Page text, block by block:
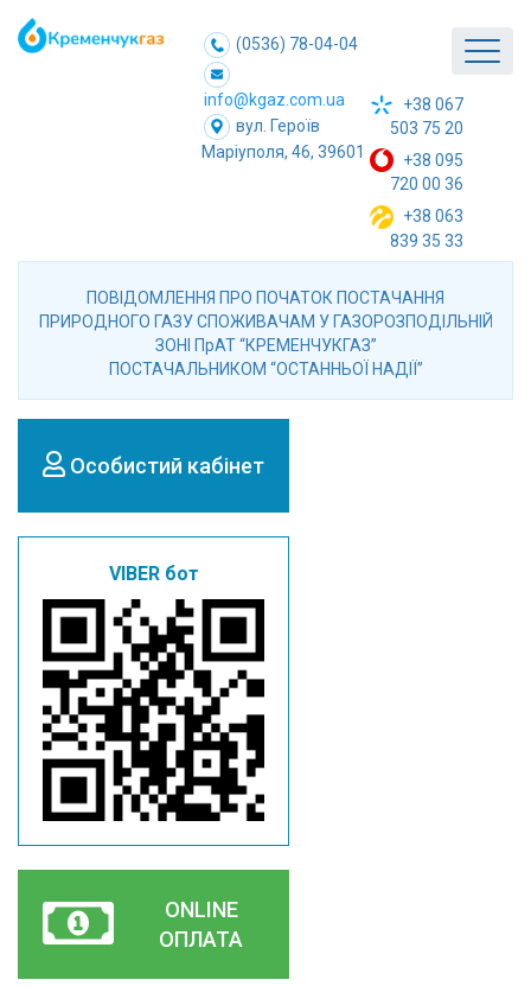
(0536) 78-04-04
info@kgaz.com.ua
вул. Героїв
Маріуполя, 46, 39601
+38 067
503 75 20
+38 095
720 00 36
+38 063
839 35 33
ПОВІДОМЛЕННЯ ПРО ПОЧАТОК ПОСТАЧАННЯ
ПРИРОДНОГО ГАЗУ СПОЖИВАЧАМ У ГАЗОРОЗПОДІЛЬНІЙ
ЗОНІ ПрАТ “КРЕМЕНЧУКГАЗ”
ПОСТАЧАЛЬНИКОМ “ОСТАННЬОЇ НАДІЇ”
Особистий кабінет
VIBER бот
ONLINE
ОПЛАТА